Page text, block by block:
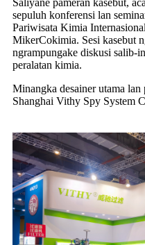
Saliyane pameran kasebut,
sepuluh konferensi lan
Pariwisata Kimia
MikerCokimia. Sesi kasebut
ngrampungake diskusi salib-
peralatan kimia.
Minangka desainer utama
Shanghai Vithy Spy System